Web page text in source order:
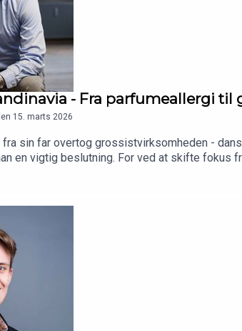
- Fra parfumeallergi til
15. marts 2026
fra sin far overtog grossistvirksomheden -
en vigtig beslutning. For ved at skifte
- Men da udviklingen blev for
som de i løvens hule solgte 10 % af for 2